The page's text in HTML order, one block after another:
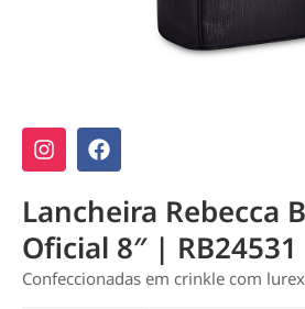
Lancheira Rebecca
Oficial 8″ | RB24531
Confeccionadas em crinkle com